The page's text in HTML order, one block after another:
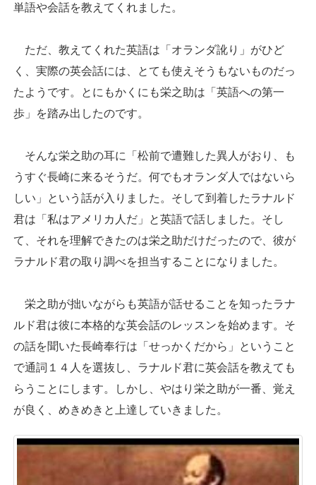
単語や会話を教えてくれました。
ただ、教えてくれた英語は「オランダ訛り」がひど
く、実際の英会話には、とても使えそうもないものだっ
たようです。とにもかくにも栄之助は「英語への第一
歩」を踏み出したのです。
そんな栄之助の耳に「松前で遭難した異人がおり、も
うすぐ長崎に来るそうだ。何でもオランダ人ではないら
しい」という話が入りました。そして到着したラナルド
君は「私はアメリカ人だ」と英語で話しました。そし
て、それを理解できたのは栄之助だけだったので、彼が
ラナルド君の取り調べを担当することになりました。
栄之助が拙いながらも英語が話せることを知ったラナ
ルド君は彼に本格的な英会話のレッスンを始めます。そ
の話を聞いた長崎奉行は「せっかくだから」ということ
で通詞１４人を選抜し、ラナルド君に英会話を教えても
らうことにします。しかし、やはり栄之助が一番、覚え
が良く、めきめきと上達していきました。